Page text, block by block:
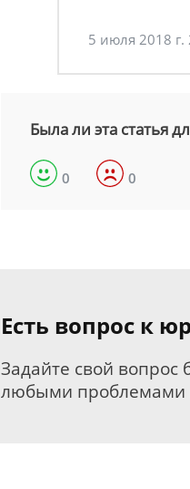
5 июля 2018 г.
Была ли эта статья
0 0
Есть вопрос к
Задайте свой вопрос
любыми проблемами